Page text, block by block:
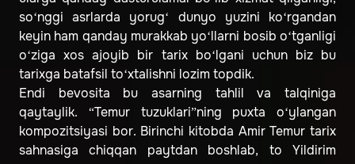
so‘nggi asrlarda yorug‘ dunyo yuzini ko‘rgandan
keyin ham qanday murakkab yo‘llarni bosib o‘tganligi
o‘ziga xos ajoyib bir tarix bo‘lgani uchun biz bu
tarixga batafsil to‘xtalishni lozim topdik.
Endi bevosita bu asarning tahlil va talqiniga
qaytaylik. “Temur tuzuklari”ning puxta o‘ylangan
kompozitsiyasi bor. Birinchi kitobda Amir Temur tarix
sahnasiga chiqqan paytdan boshlab, to Yildirim